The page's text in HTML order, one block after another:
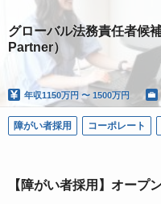
グローバル法務責任者候
Partner）
年収1150万円 〜 1500万円
障がい者採用 コーポレート
【障がい者採用】オー